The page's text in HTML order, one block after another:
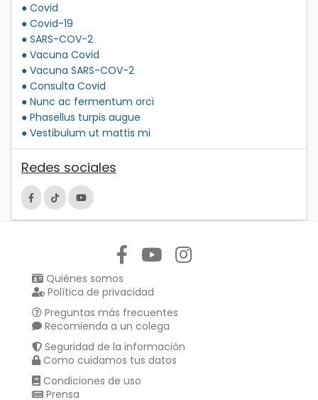
● Covid
● Covid-19
● SARS-COV-2
● Vacuna Covid
● Vacuna SARS-COV-2
● Consulta Covid
● Nunc ac fermentum orci
● Phasellus turpis augue
● Vestibulum ut mattis mi
Redes sociales
Quiénes somos
Política de privacidad
Preguntas más frecuentes
Recomienda a un colega
Seguridad de la información
Como cuidamos tus datos
Condiciones de uso
Prensa